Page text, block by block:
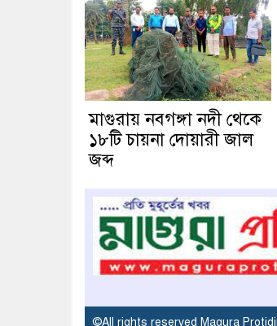
মাগুরায় নবগঙ্গা নদী থেকে
১৮টি চায়না দোয়ারী জাল
জব্দ
©All rights reserved Magura